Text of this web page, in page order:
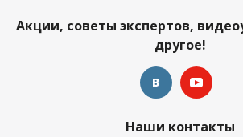
Акции, советы экспертов,
другое!
Наши контакты